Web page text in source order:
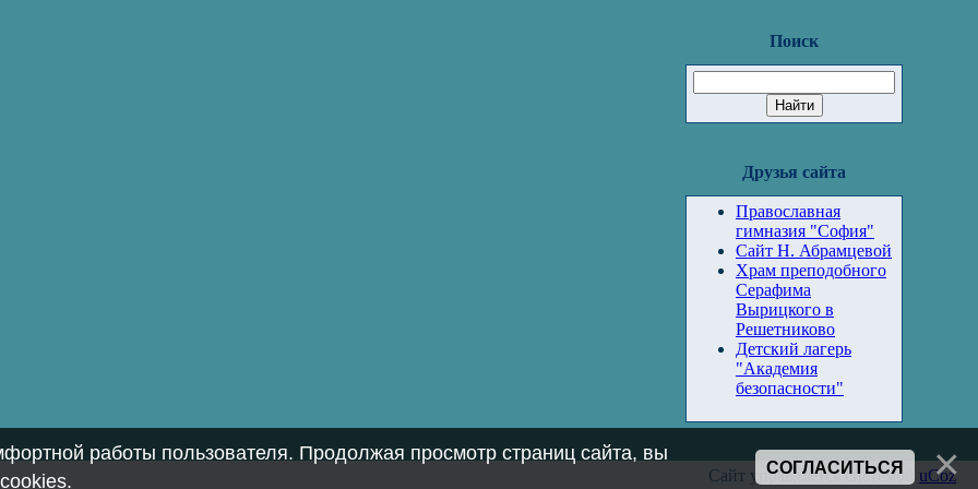
Поиск
Друзья сайта
Православная
гимназия "София"
Сайт Н. Абрамцевой
Храм преподобного
Серафима
Вырицкого в
Решетниково
Детский лагерь
"Академия
безопасности"
Сайт управляется системой uCoz
работы пользователя. Продолжая просмотр страниц сайта, вы
.
СОГЛАСИТЬСЯ